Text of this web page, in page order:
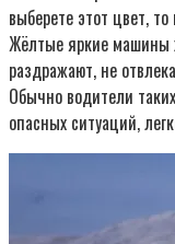
выберете этот цвет,
Жёлтые яркие машины
раздражают, не
Обычно водители
опасных ситуаций,